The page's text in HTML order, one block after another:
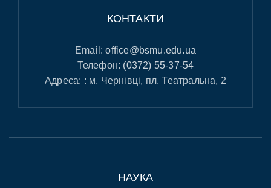
КОНТАКТИ
Email:office@bsmu.edu.ua
Телефон: (0372) 55-37-54
Адреса: : м. Чернівці, пл. Театральна, 2
НАУКА